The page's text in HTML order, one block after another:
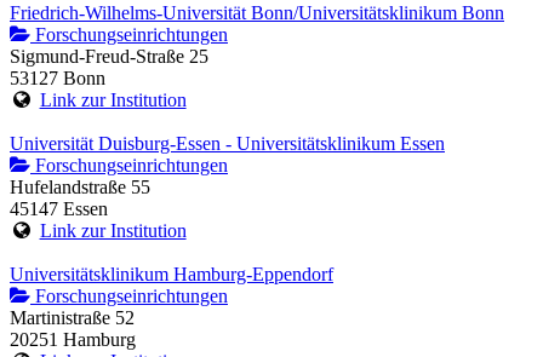
Friedrich-Wilhelms-Universität Bonn/Universitätsklinikum Bonn
Forschungseinrichtungen
Sigmund-Freud-Straße 25
53127 Bonn
Link zur Institution
Universität Duisburg-Essen - Universitätsklinikum Essen
Forschungseinrichtungen
Hufelandstraße 55
45147 Essen
Link zur Institution
Universitätsklinikum Hamburg-Eppendorf
Forschungseinrichtungen
Martinistraße 52
20251 Hamburg